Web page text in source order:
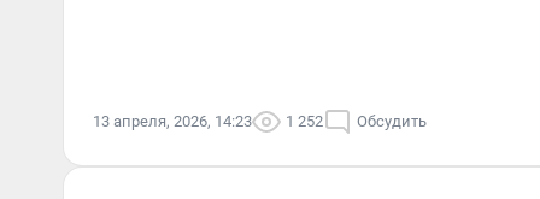
13 апреля, 2026, 14:23 1 252 Обсудить